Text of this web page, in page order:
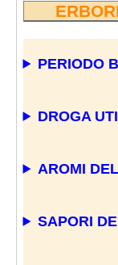
PERIODO
DROGA
AROMI
SAPORI